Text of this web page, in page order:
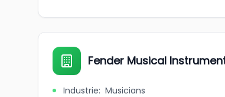
Fender Musical
Industrie: Musicians